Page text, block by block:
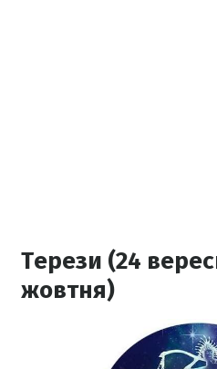
Терези (24
жовтня)